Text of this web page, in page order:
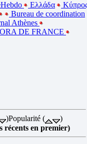
Ελλάδα
Bureau de coordination
Athènes
DE FRANCE
)Popularité (
)
récents en premier)